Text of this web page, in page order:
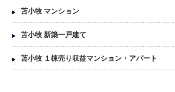
苫小牧 マンション
苫小牧 新築一戸建て
苫小牧 １棟売り収益マンション・アパート